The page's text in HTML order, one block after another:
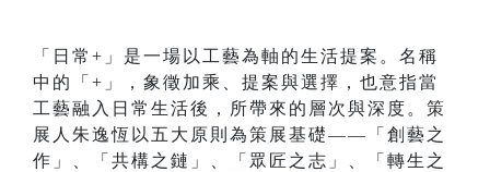
「日常+」是一場以工藝為軸的生活提案。名稱
中的「+」，象徵加乘、提案與選擇，也意指當
工藝融入日常生活後，所帶來的層次與深度。策
展人朱逸恆以五大原則為策展基礎——「創藝之
作」、「共構之鏈」、「眾匠之志」、「轉生之